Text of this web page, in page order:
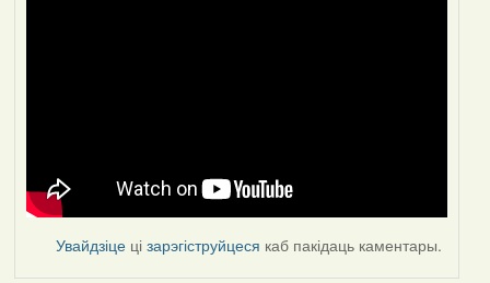
Увайдзіце цізарэгіструйцеся каб пакідаць каментары.